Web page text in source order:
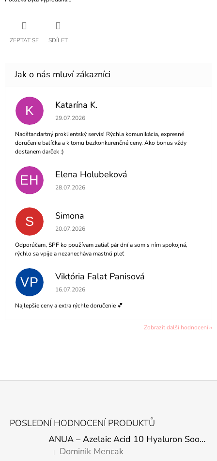
ZEPTAT SE SDÍLET
K Katarína K.
Hodnocení obchodu je 5 z 5 hvězdiček.
29.07.2026
Nadštandartný proklientský servis! Rýchla komunikácia, expresné
doručenie balíčka a k tomu bezkonkurenčné ceny. Ako bonus vždy
dostanem darček :)
EH Elena Holubeková
Hodnocení obchodu je 5 z 5 hvězdiček.
28.07.2026
S Simona
Hodnocení obchodu je 5 z 5 hvězdiček.
20.07.2026
Odporúčam, SPF ko používam zatiaľ pár dní a som s ním spokojná,
rýchlo sa vpije a nezanecháva mastnú pleť
VP Viktória Falat Panisová
Hodnocení obchodu je 5 z 5 hvězdiček.
16.07.2026
Najlepšie ceny a extra rýchle doručenie 💕
Zobrazit další hodnocení
POSLEDNÍ HODNOCENÍ PRODUKTŮ
ANUA – Azelaic Acid 10 Hyaluron Soothing Serum – 30 ml
Hodnocení produktu je 5 z 5 hvězdiček.
| Dominik Mencak